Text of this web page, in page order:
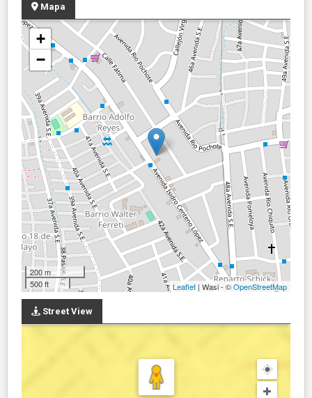
Mapa
+
−
200 m
500 ft
Leaflet | Wasi - ©OpenStreetMap
Street View